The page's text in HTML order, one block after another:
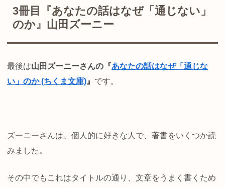
3冊目『あなたの話はなぜ「通じない」
のか』山田ズーニー
最後は山田ズーニーさんの『あなたの話はなぜ「通じな
い」のか (ちくま文庫) 』 です。
ズーニーさんは、個人的に好きな人で、著書をいくつか読
みました。
その中でもこれはタイトルの通り、文章をうまく書くため